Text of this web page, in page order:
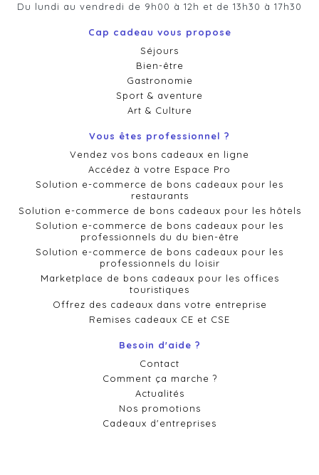
Du lundi au vendredi de 9h00 à 12h et de 13h30 à 17h30
Cap cadeau vous propose
Séjours
Bien-être
Gastronomie
Sport & aventure
Art & Culture
Vous êtes professionnel ?
Vendez vos bons cadeaux en ligne
Accédez à votre Espace Pro
Solution e-commerce de bons cadeaux pour les
restaurants
Solution e-commerce de bons cadeaux pour les hôtels
Solution e-commerce de bons cadeaux pour les
professionnels du du bien-être
Solution e-commerce de bons cadeaux pour les
professionnels du loisir
Marketplace de bons cadeaux pour les offices
touristiques
Offrez des cadeaux dans votre entreprise
Remises cadeaux CE et CSE
Besoin d'aide ?
Contact
Comment ça marche ?
Actualités
Nos promotions
Cadeaux d'entreprises